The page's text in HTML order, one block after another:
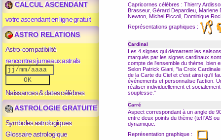
CALCUL ASCENDANT
votre ascendant en ligne gratuit
ASTRO RELATIONS
Astro-compatibilité
rencontres jumeaux astrals
Naissances & dates célèbres
ASTROLOGIE GRATUITE
Symboles astrologiques
Glossaire astrologique
Capricornes célèbres : Thierry
Brasseur, Gérard Depardieu,
Newton, Michel Piccoli, Dominique
Représentations graphiques :
Cardinal
Les 4 signes qui démarrent les
marqués par les signes cardinaux
compte de l'ensemble du thème, bien
Selon Patrick Giani, "la Croix
de la Carte du Ciel et c'est ainsi qu'il
événements et personnalise l'action.
réaliser individuellement et
souplesse."
Carré
Aspect correspondant à un angle de
entre deux points du thème (tel l'AS
dynamique.
Représentation graphique :